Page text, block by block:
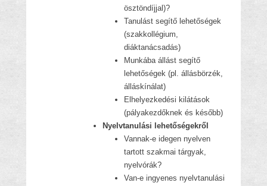
ösztöndíjjal)?
Tanulást segítő lehetőségek
(szakkollégium,
diáktanácsadás)
Munkába állást segítő
lehetőségek (pl. állásbörzék,
álláskínálat)
Elhelyezkedési kilátások
(pályakezdőknek és később)
Nyelvtanulási lehetőségekről
Vannak-e idegen nyelven
tartott szakmai tárgyak,
nyelvórák?
Van-e ingyenes nyelvtanulási